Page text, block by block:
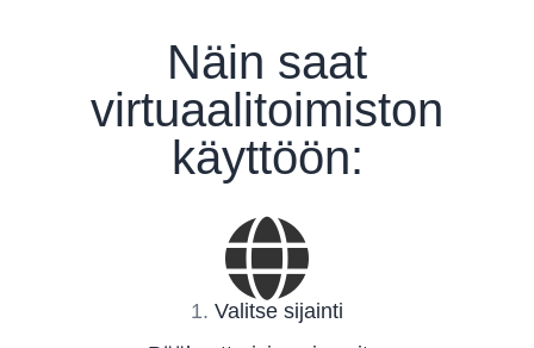
Näin saat
virtuaalitoimiston
käyttöön:
1. Valitse sijainti